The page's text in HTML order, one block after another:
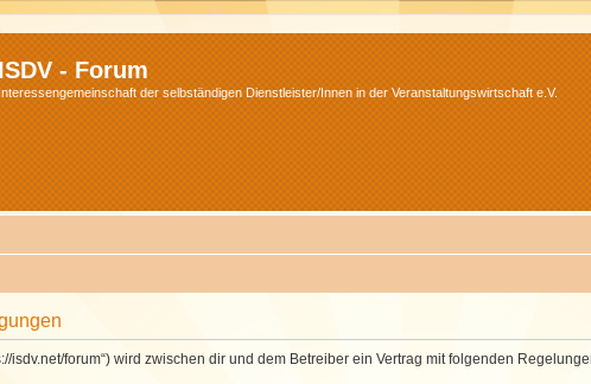
ISDV - Forum
Interessengemeinschaft der selbständigen Dienstleister/Innen in der Veranstaltungswirtschaft e.V.
isdv.net/forum“) wird zwischen dir und dem Betreiber ein Vertrag mit folgenden